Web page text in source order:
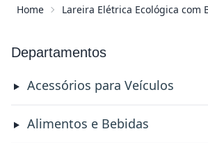
Home Lareira Elétrica Ecológica com
Departamentos
Acessórios para Veículos
Alimentos e Bebidas